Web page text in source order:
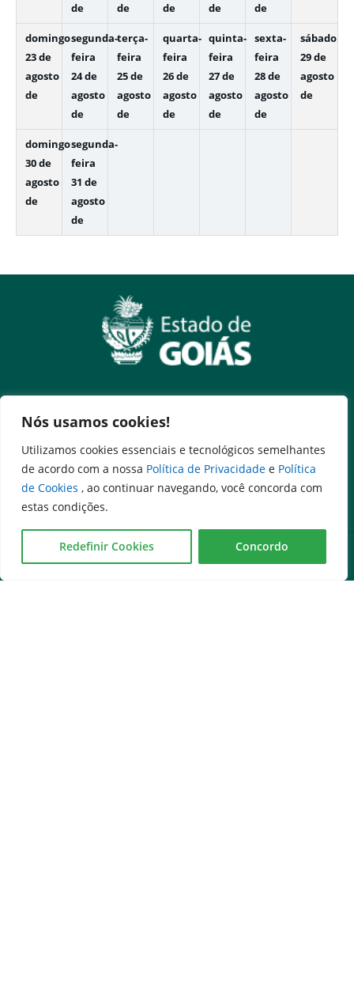
Nós usamos cookies!
Utilizamos cookies essenciais e tecnológicos semelhantes
de acordo com a nossa Política de Privacidade e Política
de Cookies , ao continuar navegando, você concorda com
estas condições.
Redefinir Cookies Concordo
de
de
de
de
de
domingo
23 de
agosto
de
segunda-
feira
24 de
agosto
de
terça-
feira
25 de
agosto
de
quarta-
feira
26 de
agosto
de
quinta-
feira
27 de
agosto
de
sexta-
feira
28 de
agosto
de
sábado
29 de
agosto
de
domingo
30 de
agosto
de
segunda-
feira
31 de
agosto
de
Governo na palma da mão
Serviços